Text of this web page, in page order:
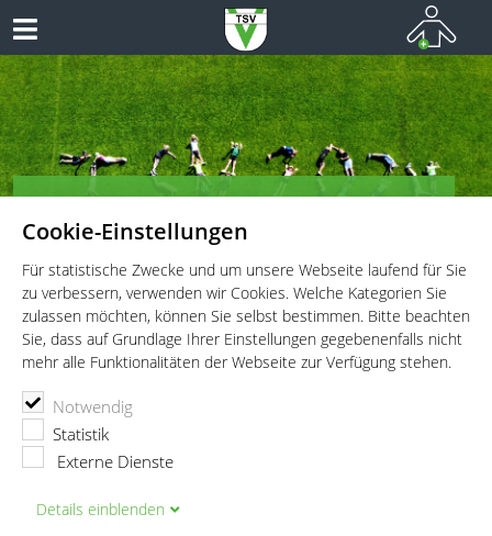
Cookie-Einstellungen
Für statistische Zwecke und um unsere Webseite laufend für Sie
zu verbessern, verwenden wir Cookies. Welche Kategorien Sie
zulassen möchten, können Sie selbst bestimmen. Bitte beachten
Sie, dass auf Grundlage Ihrer Einstellungen gegebenenfalls nicht
mehr alle Funktionalitäten der Webseite zur Verfügung stehen.
Notwendig
Statistik
Externe Dienste
Details einblenden
Vielseitiges Sportangebot für Kinder und Jugendliche!
TSV Vaterstetten e.V.
Eltern-Kind-Turnen für 0 bis 4-Jährige
Eltern-Kind-Turnen